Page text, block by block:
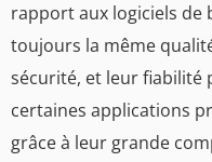
rapport aux logiciels de
toujours la même
sécurité, et leur fiabilité
certaines applications
grâce à leur grande